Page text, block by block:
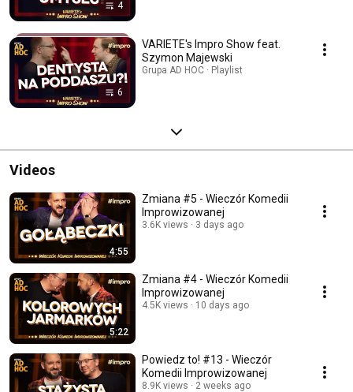
4
6
VARIETE's Impro Show feat.
Szymon Majewski
Grupa AD HOC · Playlist
Videos
4:55
Zmiana #5 - Wieczór Komedii
Improwizowanej
3.6K views 3 days ago
5:22
Zmiana #4 - Wieczór Komedii
Improwizowanej
4.5K views 10 days ago
Powiedz to! #13 - Wieczór
Komedii Improwizowanej
8.9K views 2 weeks ago